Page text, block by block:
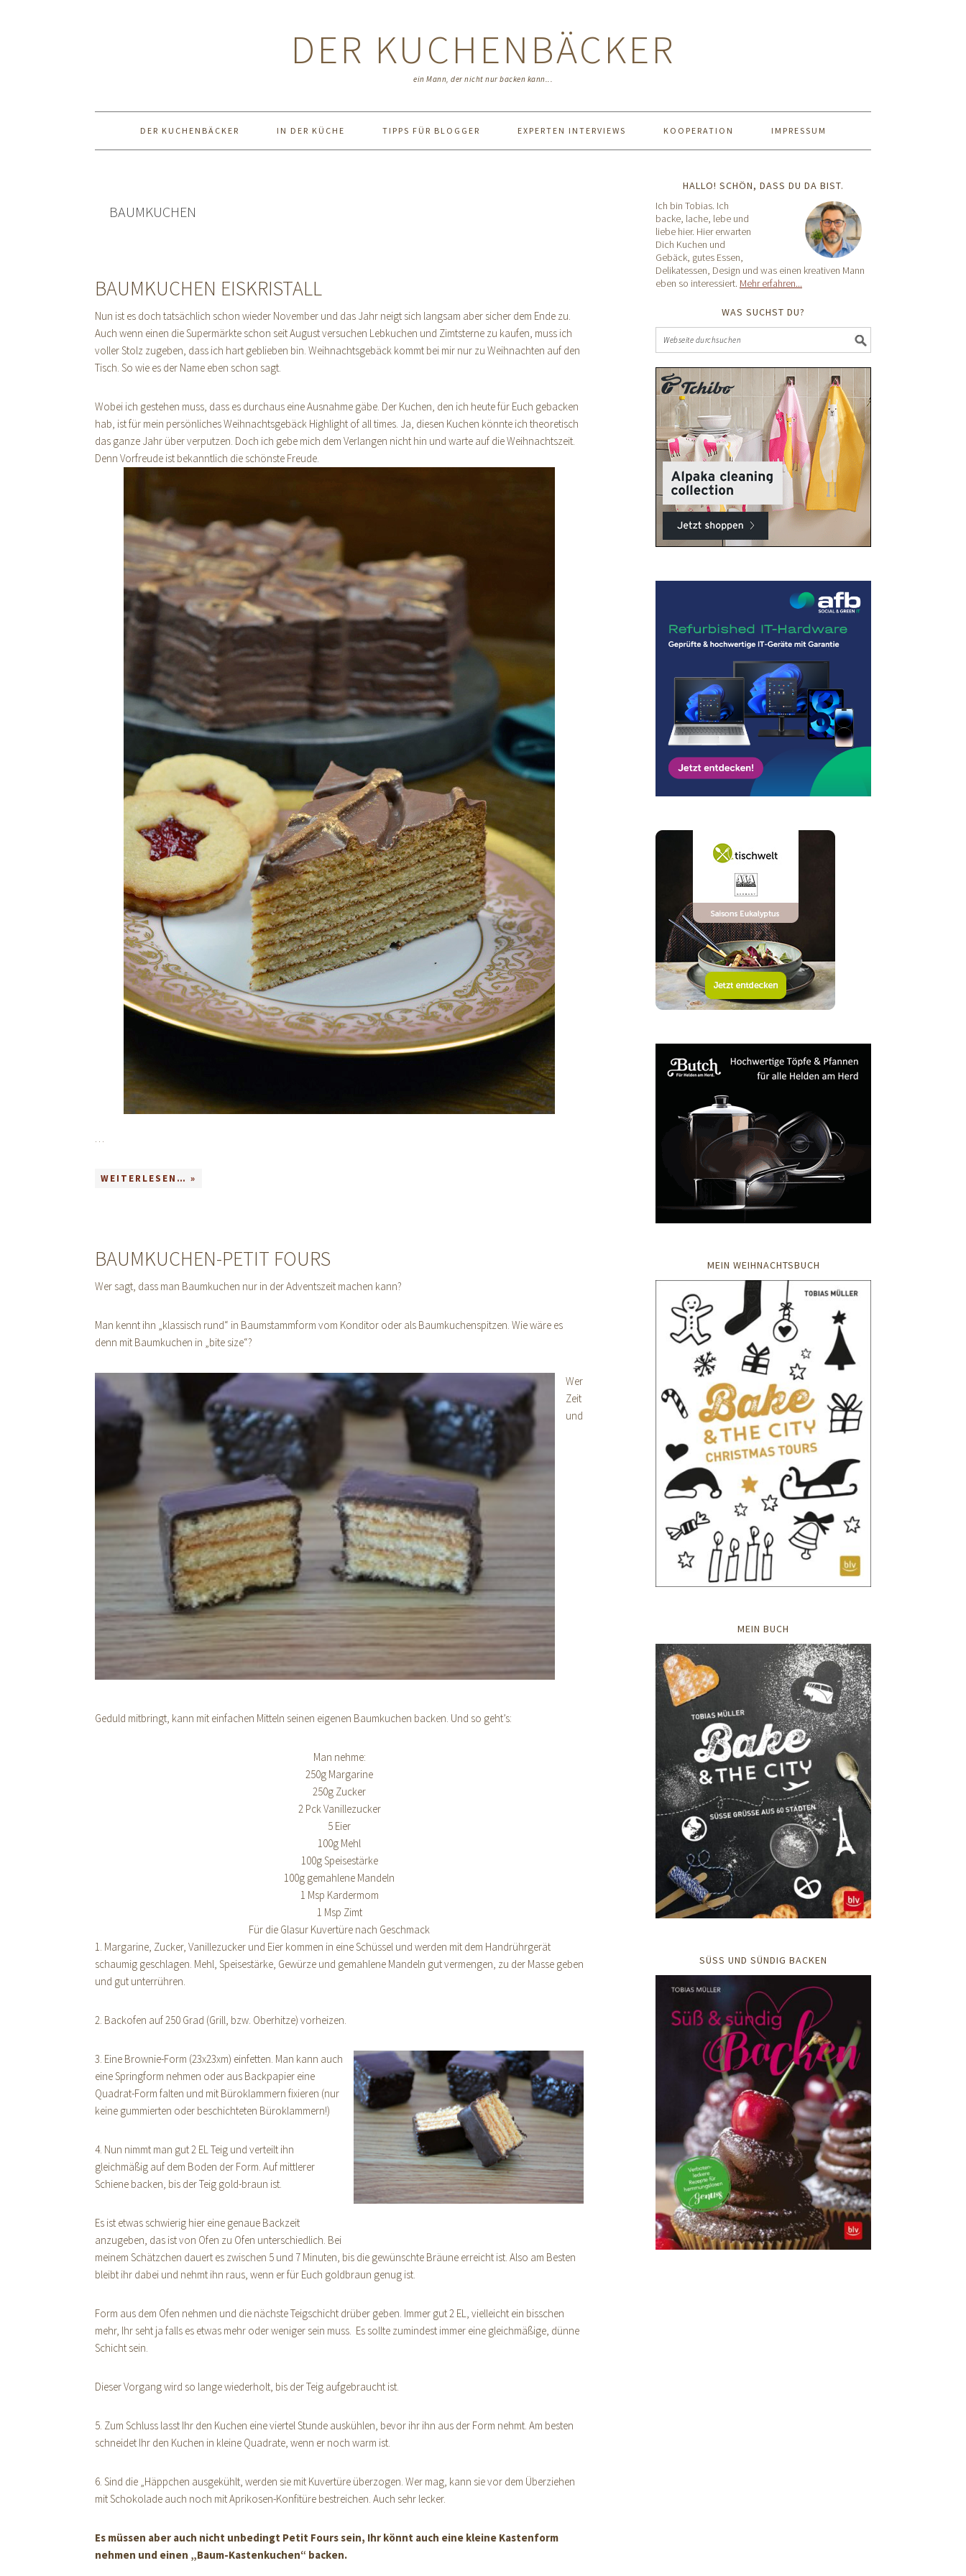
DER KUCHENBÄCKER
ein Mann, der nicht nur backen kann...
DER KUCHENBÄCKER IN DER KÜCHE TIPPS FÜR BLOGGER EXPERTEN INTERVIEWS KOOPERATION IMPRESSUM
BAUMKUCHEN
BAUMKUCHEN EISKRISTALL
Nun ist es doch tatsächlich schon wieder November und das Jahr neigt sich langsam aber sicher dem Ende zu.
Auch wenn einen die Supermärkte schon seit August versuchen Lebkuchen und Zimtsterne zu kaufen, muss ich
voller Stolz zugeben, dass ich hart geblieben bin. Weihnachtsgebäck kommt bei mir nur zu Weihnachten auf den
Tisch. So wie es der Name eben schon sagt.
Wobei ich gestehen muss, dass es durchaus eine Ausnahme gäbe. Der Kuchen, den ich heute für Euch gebacken
hab, ist für mein persönliches Weihnachtsgebäck Highlight of all times. Ja, diesen Kuchen könnte ich theoretisch
das ganze Jahr über verputzen. Doch ich gebe mich dem Verlangen nicht hin und warte auf die Weihnachtszeit.
Denn Vorfreude ist bekanntlich die schönste Freude.
…
WEITERLESEN… »
BAUMKUCHEN-PETIT FOURS
Wer sagt, dass man Baumkuchen nur in der Adventszeit machen kann?
Man kennt ihn „klassisch rund“ in Baumstammform vom Konditor oder als Baumkuchenspitzen. Wie wäre es
denn mit Baumkuchen in „bite size“?
Wer
Zeit
und
Geduld mitbringt, kann mit einfachen Mitteln seinen eigenen Baumkuchen backen. Und so geht’s:
Man nehme:
250g Margarine
250g Zucker
2 Pck Vanillezucker
5 Eier
100g Mehl
100g Speisestärke
100g gemahlene Mandeln
1 Msp Kardermom
1 Msp Zimt
Für die Glasur Kuvertüre nach Geschmack
1. Margarine, Zucker, Vanillezucker und Eier kommen in eine Schüssel und werden mit dem Handrührgerät
schaumig geschlagen. Mehl, Speisestärke, Gewürze und gemahlene Mandeln gut vermengen, zu der Masse geben
und gut unterrühren.
2. Backofen auf 250 Grad (Grill, bzw. Oberhitze) vorheizen.
3. Eine Brownie-Form (23x23xm) einfetten. Man kann auch
eine Springform nehmen oder aus Backpapier eine
Quadrat-Form falten und mit Büroklammern fixieren (nur
keine gummierten oder beschichteten Büroklammern!)
4. Nun nimmt man gut 2 EL Teig und verteilt ihn
gleichmäßig auf dem Boden der Form. Auf mittlerer
Schiene backen, bis der Teig gold-braun ist.
Es ist etwas schwierig hier eine genaue Backzeit
anzugeben, das ist von Ofen zu Ofen unterschiedlich. Bei
meinem Schätzchen dauert es zwischen 5 und 7 Minuten, bis die gewünschte Bräune erreicht ist. Also am Besten
bleibt ihr dabei und nehmt ihn raus, wenn er für Euch goldbraun genug ist.
Form aus dem Ofen nehmen und die nächste Teigschicht drüber geben. Immer gut 2 EL, vielleicht ein bisschen
mehr, Ihr seht ja falls es etwas mehr oder weniger sein muss. Es sollte zumindest immer eine gleichmäßige, dünne
Schicht sein.
Dieser Vorgang wird so lange wiederholt, bis der Teig aufgebraucht ist.
5. Zum Schluss lasst Ihr den Kuchen eine viertel Stunde auskühlen, bevor ihr ihn aus der Form nehmt. Am besten
schneidet Ihr den Kuchen in kleine Quadrate, wenn er noch warm ist.
6. Sind die „Häppchen ausgekühlt, werden sie mit Kuvertüre überzogen. Wer mag, kann sie vor dem Überziehen
mit Schokolade auch noch mit Aprikosen-Konfitüre bestreichen. Auch sehr lecker.
Es müssen aber auch nicht unbedingt Petit Fours sein, Ihr könnt auch eine kleine Kastenform
nehmen und einen „Baum-Kastenkuchen“ backen.
HALLO! SCHÖN, DASS DU DA BIST.
Ich bin Tobias. Ich
backe, lache, lebe und
liebe hier. Hier erwarten
Dich Kuchen und
Gebäck, gutes Essen,
Delikatessen, Design und was einen kreativen Mann
eben so interessiert. Mehr erfahren...
WAS SUCHST DU?
MEIN WEIHNACHTSBUCH
MEIN BUCH
SÜSS UND SÜNDIG BACKEN